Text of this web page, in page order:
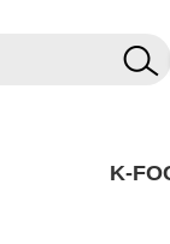
K-